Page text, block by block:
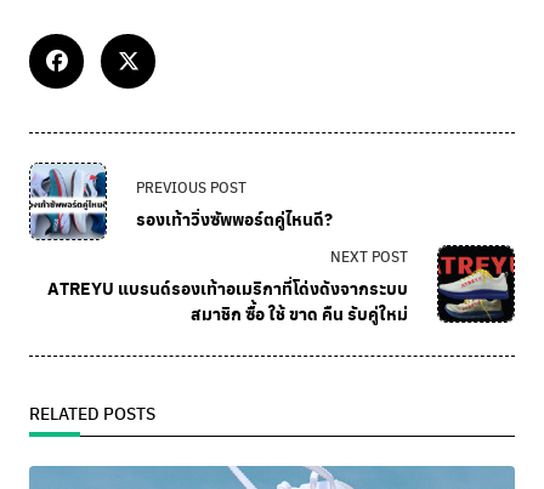
PREVIOUS POST
รองเท้าวิ่งซัพพอร์ตคู่ไหนดี?
NEXT POST
ATREYU แบรนด์รองเท้าอเมริกาที่โด่งดังจากระบบ
สมาชิก ซื้อ ใช้ ขาด คืน รับคู่ใหม่
RELATED POSTS